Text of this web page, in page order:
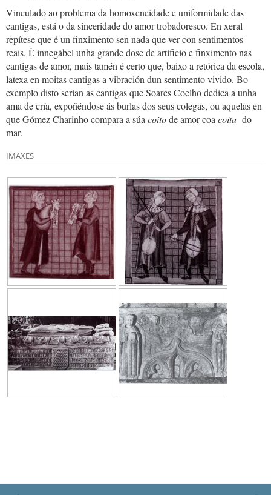
Vinculado ao problema da homoxeneidade e uniformidade das
cantigas, está o da sinceridade do amor trobadoresco. En xeral
repítese que é un finximento sen nada que ver con sentimentos
reais. É innegábel unha grande dose de artificio e finximento nas
cantigas de amor, mais tamén é certo que, baixo a retórica da escola,
latexa en moitas cantigas a vibración dun sentimento vivido. Bo
exemplo disto serían as cantigas que Soares Coelho dedica a unha
ama de cría, expoñéndose ás burlas dos seus colegas, ou aquelas en
que Gómez Charinho compara a súa coitode amor coa coita do
mar.
IMAXES